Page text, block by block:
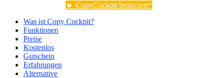
► CopyCockpit besuchen
Was ist Copy Cockpit?
Funktionen
Preise
Kostenlos
Gutschein
Erfahrungen
Alternative